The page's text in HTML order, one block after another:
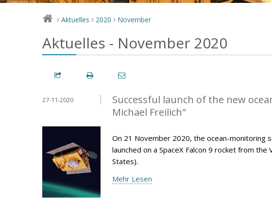
> Aktuelles > 2020 > November
Aktuelles - November 2020
Successful launch of the new
Michael Freilich"
27-11-2020
On 21 November 2020, the ocean-monitoring
launched on a SpaceX Falcon 9 rocket from
States).
Mehr Lesen